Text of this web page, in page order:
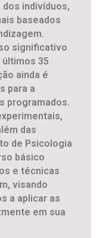
indivíduos,
baseados
significativo
35
ainda é
para a
programados.
das
de Psicologia
básico
e técnicas
visando
a aplicar as
em sua